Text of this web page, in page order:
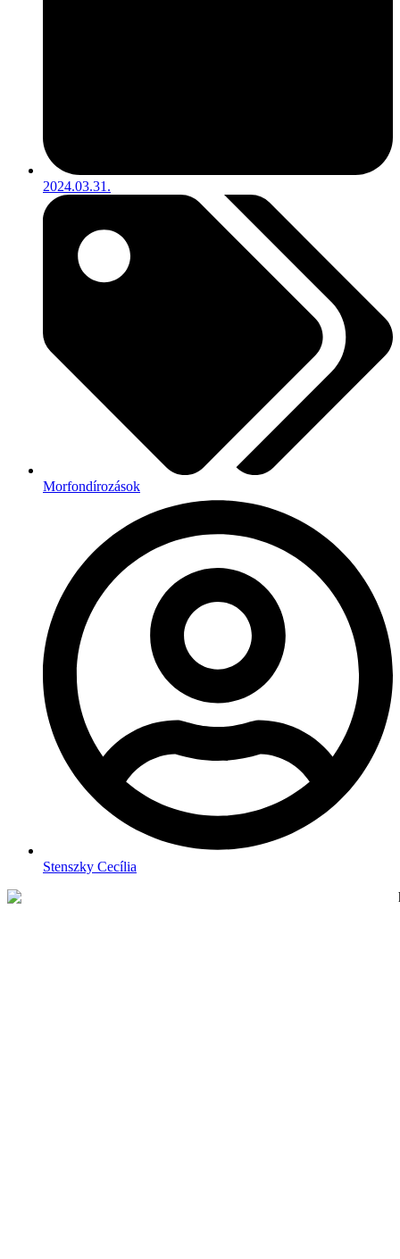
2024.03.31.
Morfondírozások
Stenszky Cecília